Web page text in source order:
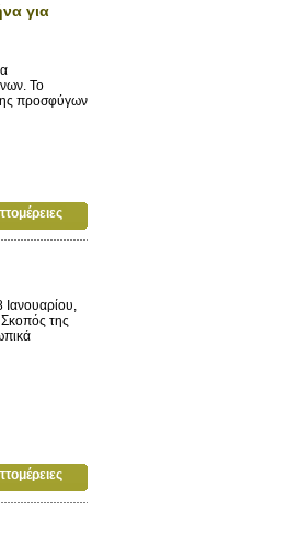
για
Το
προσφύγων
της